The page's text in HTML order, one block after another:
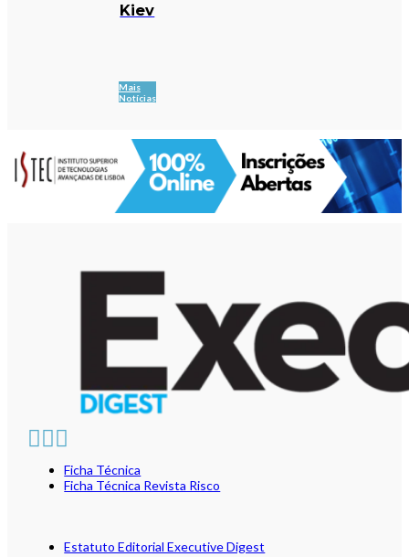
Kiev
Mais
Notícias
Ficha Técnica
Ficha Técnica Revista Risco
Estatuto Editorial Executive Digest